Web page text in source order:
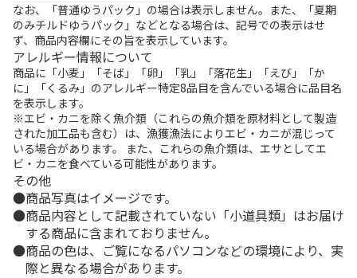
なお、「普通ゆうパック」の場合は表示しません。また、「夏期
のみチルドゆうパック」などとなる場合は、記号での表示はせ
ず、商品内容欄にその旨を表示しています。
アレルギー情報について
商品に「小麦」「そば」「卵」「乳」「落花生」「えび」「か
に」「くるみ」のアレルギー特定8品目を含んでいる場合に品目名
を表示します。
※エビ・カニを除く魚介類（これらの魚介類を原材料として製造
された加工品も含む）は、漁獲漁法によりエビ・カニが混じって
いる場合があります。 また、これらの魚介類は、エサとしてエ
ビ・カニを食べている可能性があります。
その他
商品写真はイメージです。
商品内容として記載されていない「小道具類」はお届け
する商品に含まれておりません。
商品の色は、ご覧になるパソコンなどの環境により、実
際と異なる場合があります。